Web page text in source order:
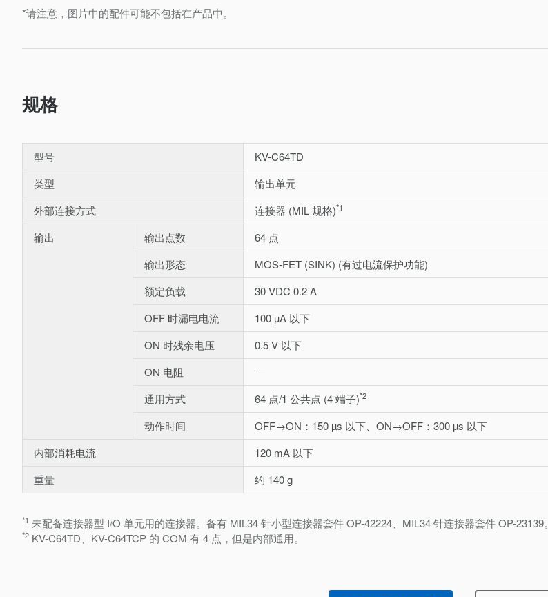
*请注意，图片中的配件可能不包括在产品中。
规格
型号
KV-C64TD
类型
输出单元
外部连接方式
连接器 (MIL 规格)*1
输出 输出点数
64 点
输出形态
MOS-FET (SINK) (有过电流保护功能)
额定负载
30 VDC 0.2 A
OFF 时漏电电流
100 µA 以下
ON 时残余电压
0.5 V 以下
ON 电阻
―
通用方式
64 点/1 公共点 (4 端子)*2
动作时间
OFF→ON：150 µs 以下、ON→OFF：300 µs 以下
内部消耗电流
120 mA 以下
重量
约 140 g
*1 未配备连接器型 I/O 单元用的连接器。备有 MIL34 针小型连接器套件 OP-42224、MIL34 针连接器套件 OP-23139。
*2 KV-C64TD、KV-C64TCP 的 COM 有 4 点，但是内部通用。